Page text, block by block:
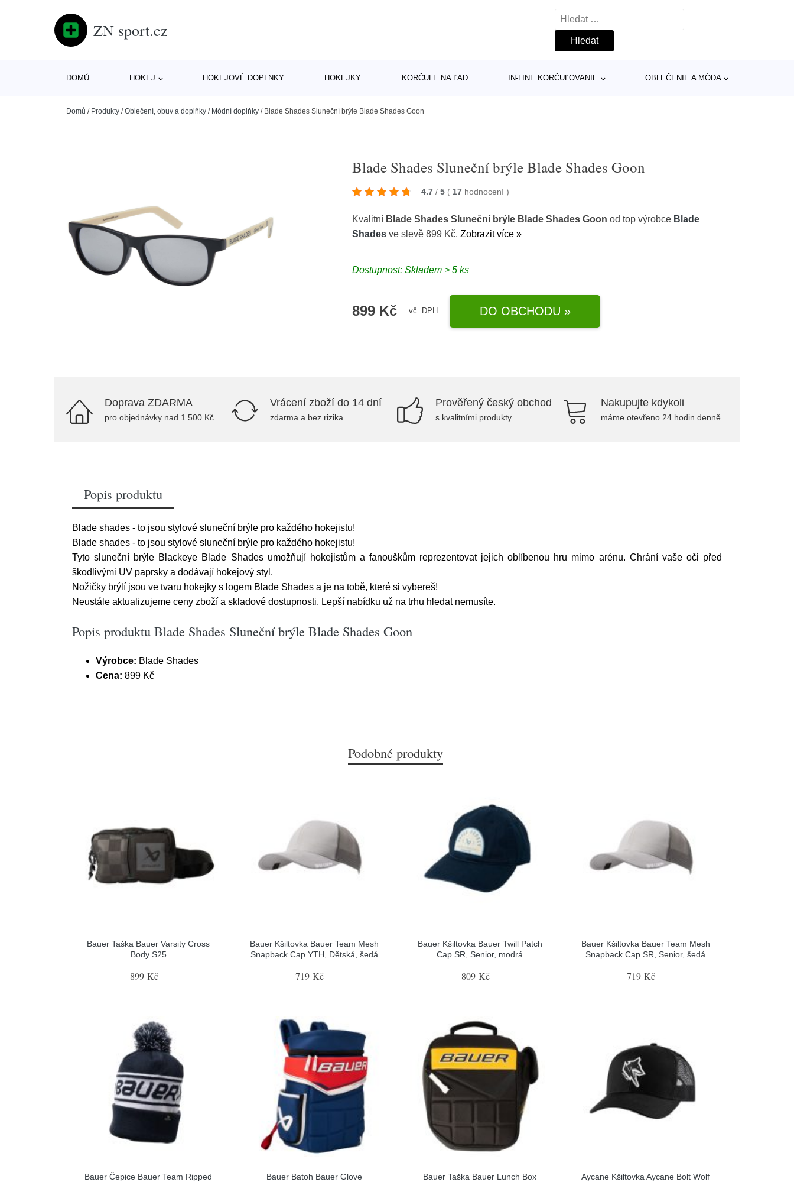
ZN sport.cz
Vyhledávání
DOMŮ HOKEJ HOKEJOVÉ DOPLNKY HOKEJKY KORČULE NA ĽAD IN-LINE KORČUĽOVANIE OBLEČENIE A MÓDA
Domů / Produkty /Oblečení, obuv a doplňky / Módní doplňky / Blade Shades Sluneční brýle Blade Shades Goon
Blade Shades Sluneční brýle Blade Shades Goon
4.7 / 5 ( 17 hodnocení)
Kvalitní Blade Shades Sluneční brýle Blade Shades Goon od top výrobce Blade
Shades ve slevě 899 Kč.Zobrazit více »
Dostupnost: Skladem > 5 ks
899 Kč vč. DPH DO OBCHODU »
Doprava ZDARMA
pro objednávky nad 1.500 Kč
Vrácení zboží do 14 dní
zdarma a bez rizika
Prověřený český obchod
s kvalitními produkty
Nakupujte kdykoli
máme otevřeno 24 hodin denně
Popis produktu
Blade shades - to jsou stylové sluneční brýle pro každého hokejistu!
Blade shades - to jsou stylové sluneční brýle pro každého hokejistu!
Tyto sluneční brýle Blackeye Blade Shades umožňují hokejistům a fanouškům reprezentovat jejich oblíbenou hru mimo arénu. Chrání vaše oči před
škodlivými UV paprsky a dodávají hokejový styl.
Nožičky brýlí jsou ve tvaru hokejky s logem Blade Shades a je na tobě, které si vybereš!
Neustále aktualizujeme ceny zboží a skladové dostupnosti. Lepší nabídku už na trhu hledat nemusíte.
Popis produktu Blade Shades Sluneční brýle Blade Shades Goon
Výrobce: Blade Shades
Cena: 899 Kč
Podobné produkty
Bauer Taška Bauer Varsity Cross
Body S25
899 Kč
Bauer Kšiltovka Bauer Team Mesh
Snapback Cap YTH, Dětská, šedá
719 Kč
Bauer Kšiltovka Bauer Twill Patch
Cap SR, Senior, modrá
809 Kč
Bauer Kšiltovka Bauer Team Mesh
Snapback Cap SR, Senior, šedá
719 Kč
Bauer Čepice Bauer Team Ripped
Bauer Batoh Bauer Glove
Bauer Taška Bauer Lunch Box
Aycane Kšiltovka Aycane Bolt Wolf